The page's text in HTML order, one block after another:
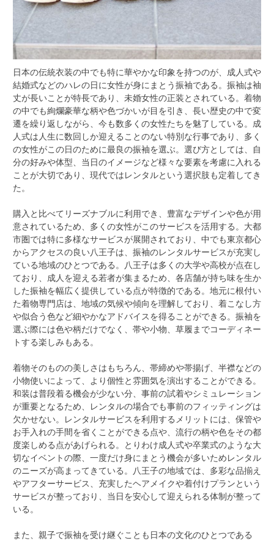
日本の伝統衣装の中でも特に華やかな印象を持つのが、成人式や
結婚式などのハレの日に女性が身にまとう振袖である。 振袖は袖
丈が長いことが特長であり、未婚女性の正装とされている。着物
の中でも絢爛豪華な柄や色づかいが目を引き、長い歴史の中で変
遷を繰り返しながら、今も数多くの女性たちを魅了している。成
人式は人生に数回しか迎えることのない特別な行事であり、多く
の女性がこの日のために最良の振袖を選ぶ。選び方としては、自
分の好みや体型、当日のイメージなど様々な要素を考慮に入れる
ことが大切であり、現代ではレンタルという選択肢も定着してき
た。
購入と比べてリーズナブルに利用でき、豊富なデザインや色が用
意されているため、多くの女性がこのサービスを活用する。大都
市圏では特に多様なサービスが展開されており、中でも東京都心
からアクセスの良い八王子は、振袖のレンタルサービスが充実し
ている地域のひとつである。八王子は多くの大学や高校が点在し
ており、成人を迎える若者が集まるため、各店舗が持ち味を生か
した振袖を幅広く提供している点が特徴的である。地元に根付い
た着物専門店は、地域の気候や傾向を理解しており、着こなし方
や似合う色など細やかなアドバイスを得ることができる。振袖を
選ぶ際には色や柄だけでなく、帯や小物、草履までコーディネー
トする楽しみもある。
着物そのものの美しさはもちろん、帯締めや帯揚げ、半襟などの
小物使いによって、より個性と雰囲気を演出することができる。
和装は普段着る機会が少ない分、事前の試着やシミュレーション
が重要となるため、レンタルの場合でも事前のフィッティングは
欠かせない。レンタルサービスを利用するメリットには、保管や
お手入れの手間を省くことができる点や、流行の柄や色をその都
度楽しめる点があげられる。とりわけ成人式や卒業式のような大
切なイベントの際、一度だけ身にまとう機会が多いためレンタル
のニーズが高まってきている。八王子の地域では、多彩な品揃え
やアフターサービス、充実したヘアメイクや着付けプランという
サービスが整っており、当日を安心して迎えられる体制が整って
いる。
また、親子で振袖を受け継ぐことも日本の文化のひとつである